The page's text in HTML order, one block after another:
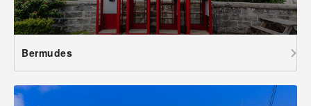
Bermudes